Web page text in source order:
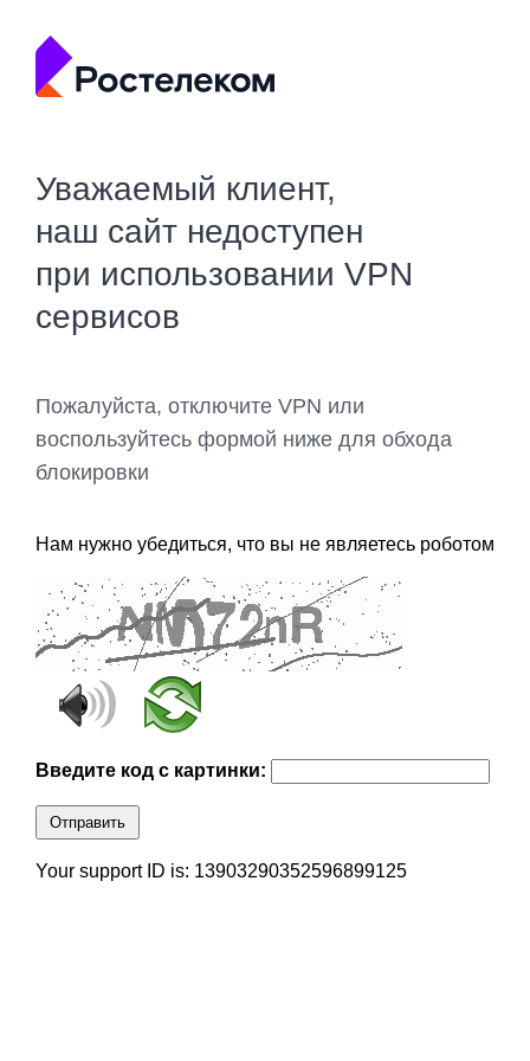
Уважаемый клиент,
наш сайт недоступен
при использовании VPN
сервисов
Пожалуйста, отключите VPN или
воспользуйтесь формой ниже для обхода
блокировки
Нам нужно убедиться, что вы не являетесь роботом
Введите код с картинки:
Отправить
Your support ID is: 13903290352596899125